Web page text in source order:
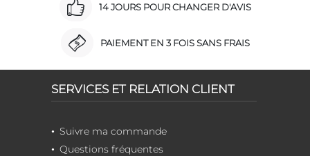
14 JOURS POUR CHANGER D'AVIS
PAIEMENT EN 3 FOIS SANS FRAIS
SERVICES ET RELATION CLIENT
Suivre ma commande
Questions fréquentes